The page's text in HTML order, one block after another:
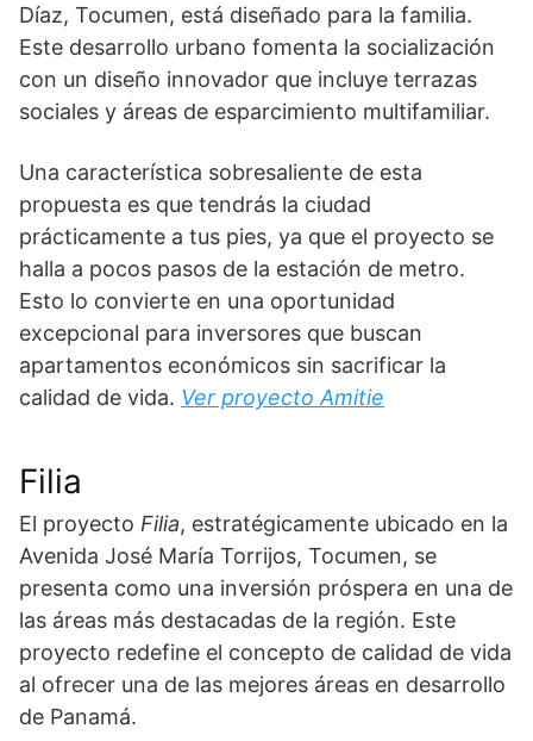
Díaz, Tocumen, está diseñado para la familia.
Este desarrollo urbano fomenta la socialización
con un diseño innovador que incluye terrazas
sociales y áreas de esparcimiento multifamiliar.
Una característica sobresaliente de esta
propuesta es que tendrás la ciudad
prácticamente a tus pies, ya que el proyecto se
halla a pocos pasos de la estación de metro.
Esto lo convierte en una oportunidad
excepcional para inversores que buscan
apartamentos económicos sin sacrificar la
calidad de vida. Ver proyecto Amitie
Filia
El proyecto Filia, estratégicamente ubicado en la
Avenida José María Torrijos, Tocumen, se
presenta como una inversión próspera en una de
las áreas más destacadas de la región. Este
proyecto redefine el concepto de calidad de vida
al ofrecer una de las mejores áreas en desarrollo
de Panamá.